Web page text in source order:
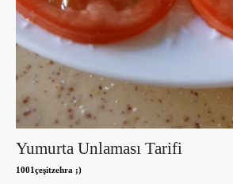
Yumurta Unlaması Tarifi
1001çeşitzehra ;)